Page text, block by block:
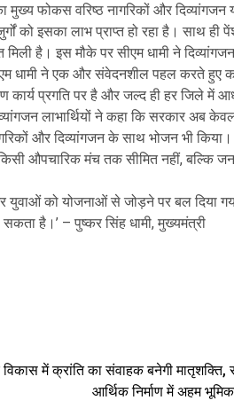
मुख्य फोकस वरिष्ठ नागरिकों और दिव्यांगजन
को इसका लाभ प्राप्त हो रहा है। साथ ही
है। इस मौके पर सीएम धामी ने दिव्यांगजन
धामी ने एक और संवेदनशील पहल करते हुए
कार्य प्रगति पर है और जल्द ही हर जिले में
लाभार्थियों ने कहा कि सरकार अब
और दिव्यांगजन के साथ भोजन भी किया।
औपचारिक मंच तक सीमित नहीं, बल्कि
युवाओं को योजनाओं से जोड़ने पर बल दिया
है।’ – पुष्कर सिंह धामी, मुख्यमंत्री
में क्रांति का संवाहक बनेगी
आर्थिक निर्माण में अहम